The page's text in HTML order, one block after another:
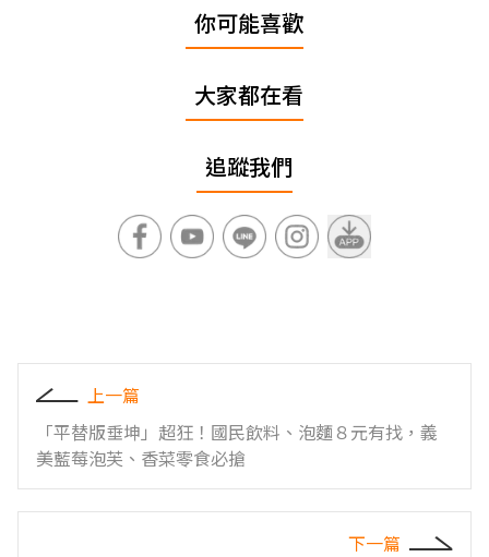
你可能喜歡
大家都在看
追蹤我們
上一篇
「平替版垂坤」超狂！國民飲料、泡麵８元有找，義
美藍莓泡芙、香菜零食必搶
下一篇